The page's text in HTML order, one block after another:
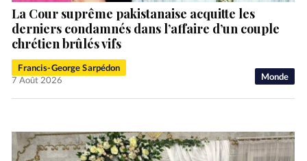
Monde
La Cour suprême pakistanaise acquitte les
derniers condamnés dans l’affaire d’un couple
chrétien brûlés vifs
Francis-George Sarpédon
7 Août 2026